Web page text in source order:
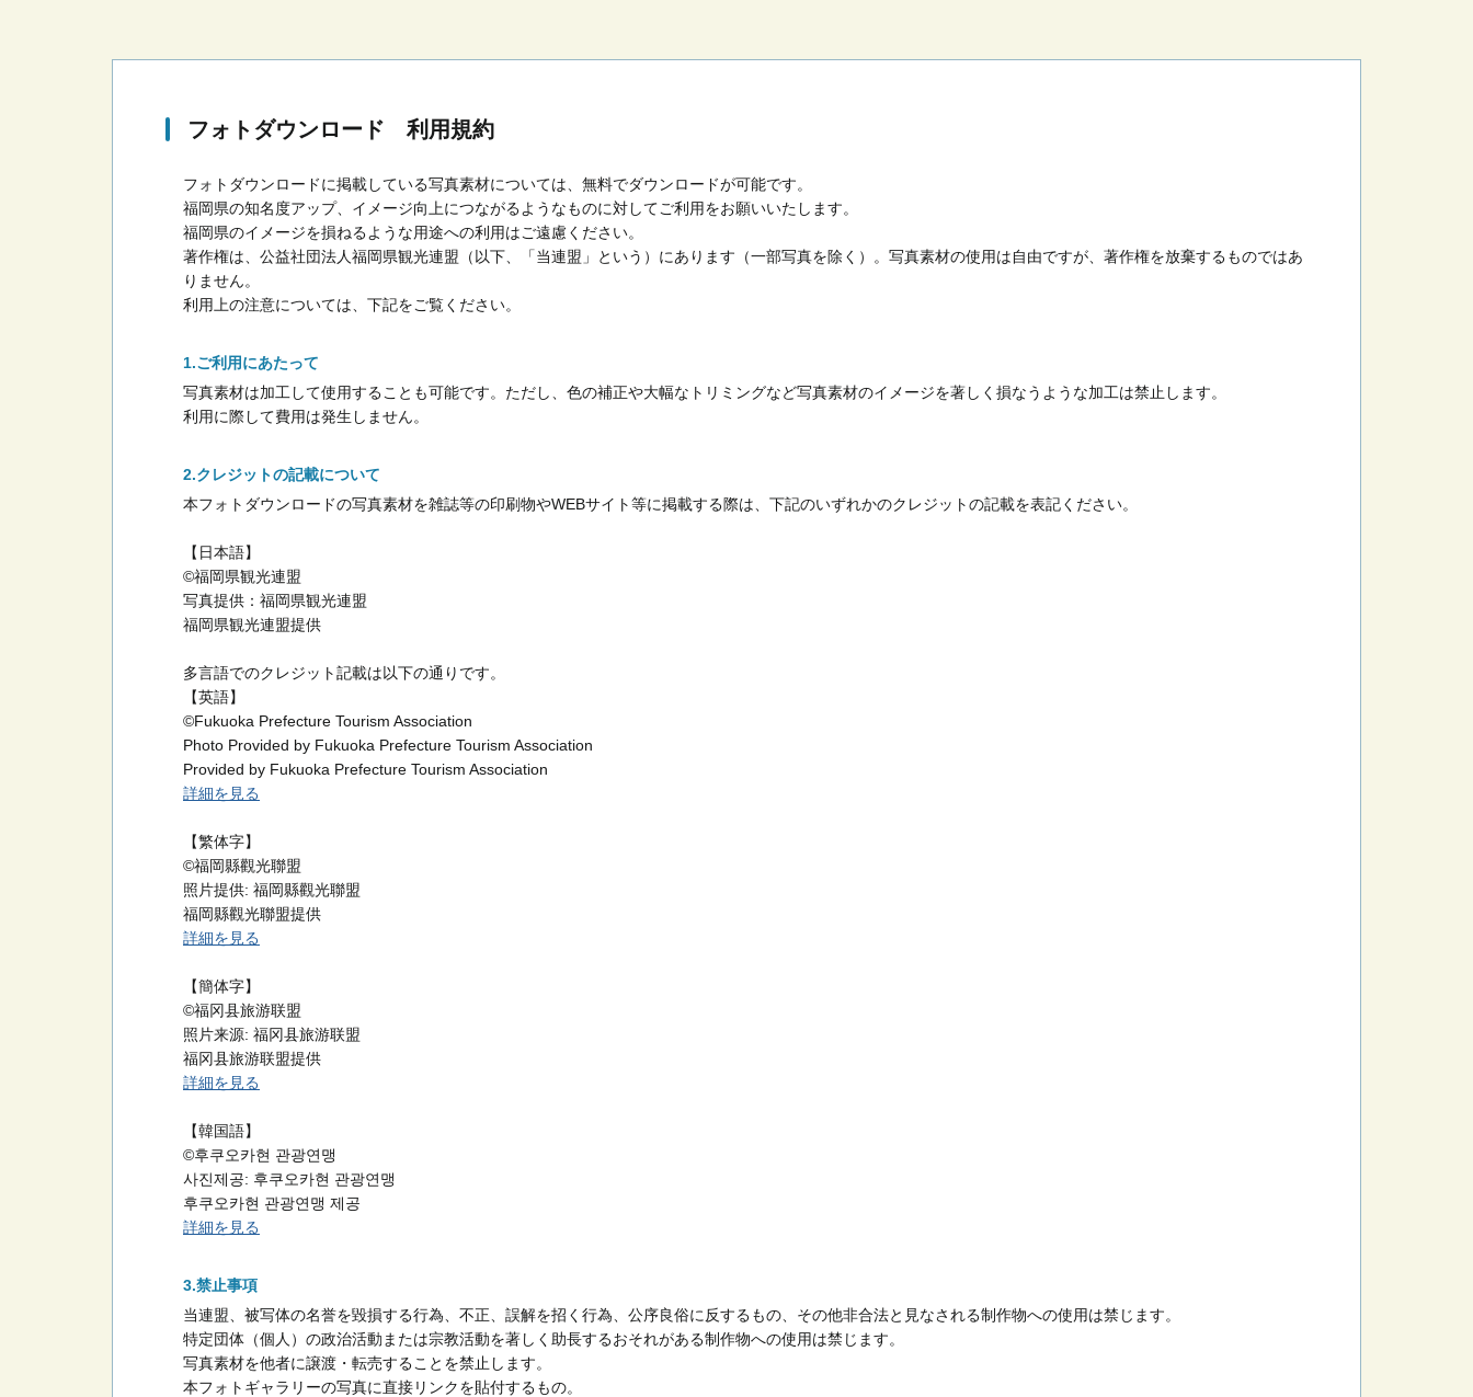
フォトダウンロード 利用規約
フォトダウンロードに掲載している写真素材については、無料でダウンロードが可能です。
福岡県の知名度アップ、イメージ向上につながるようなものに対してご利用をお願いいたします。
福岡県のイメージを損ねるような用途への利用はご遠慮ください。
著作権は、公益社団法人福岡県観光連盟（以下、「当連盟」という）にあります（一部写真を除く）。写真素材の使用は自由ですが、著作権を放棄するものではあ
りません。
利用上の注意については、下記をご覧ください。
ご利用にあたって
写真素材は加工して使用することも可能です。ただし、色の補正や大幅なトリミングなど写真素材のイメージを著しく損なうような加工は禁止します。
利用に際して費用は発生しません。
クレジットの記載について
本フォトダウンロードの写真素材を雑誌等の印刷物やWEBサイト等に掲載する際は、下記のいずれかのクレジットの記載を表記ください。
【日本語】
©福岡県観光連盟
写真提供：福岡県観光連盟
福岡県観光連盟提供
多言語でのクレジット記載は以下の通りです。
【英語】
©Fukuoka Prefecture Tourism Association
Photo Provided by Fukuoka Prefecture Tourism Association
Provided by Fukuoka Prefecture Tourism Association
詳細を見る
【繁体字】
©福岡縣觀光聯盟
照片提供: 福岡縣觀光聯盟
福岡縣觀光聯盟提供
詳細を見る
【簡体字】
©福冈县旅游联盟
照片来源: 福冈县旅游联盟
福冈县旅游联盟提供
詳細を見る
【韓国語】
©후쿠오카현 관광연맹
사진제공: 후쿠오카현 관광연맹
후쿠오카현 관광연맹 제공
詳細を見る
禁止事項
当連盟、被写体の名誉を毀損する行為、不正、誤解を招く行為、公序良俗に反するもの、その他非合法と見なされる制作物への使用は禁じます。
特定団体（個人）の政治活動または宗教活動を著しく助長するおそれがある制作物への使用は禁じます。
写真素材を他者に譲渡・転売することを禁止します。
本フォトギャラリーの写真に直接リンクを貼付するもの。